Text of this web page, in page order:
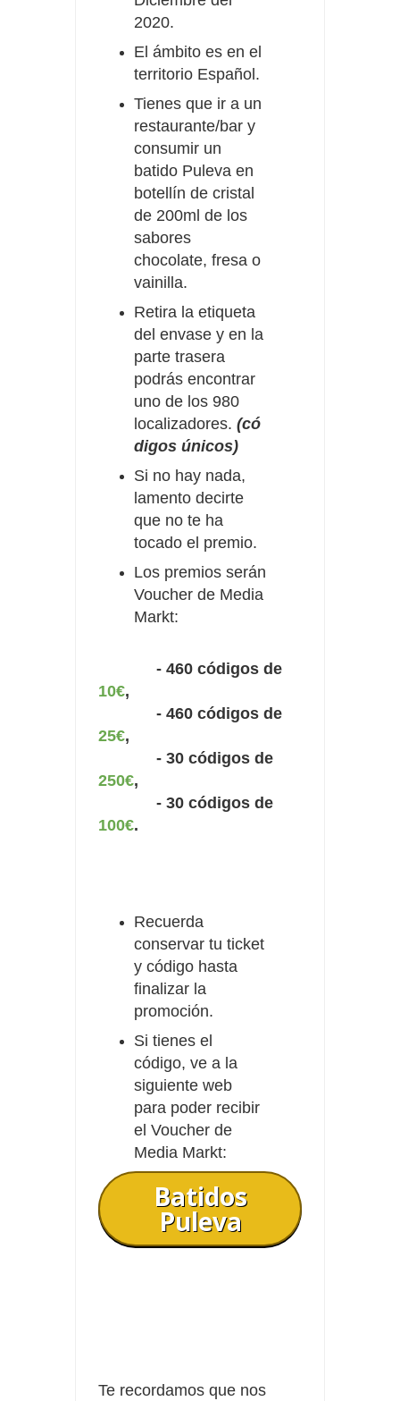
2020.
El ámbito es en el
territorio Español.
Tienes que ir a un
restaurante/bar y
consumir un
batido Puleva en
botellín de cristal
de 200ml de los
sabores
chocolate, fresa o
vainilla.
Retira la etiqueta
del envase y en la
parte trasera
podrás encontrar
uno de los 980
localizadores. (có
digos únicos)
Si no hay nada,
lamento decirte
que no te ha
tocado el premio.
Los premios serán
Voucher de Media
Markt:
- 460 códigos de
10€,
- 460 códigos de
25€,
- 30 códigos de
250€,
- 30 códigos de
100€.
Recuerda
conservar tu ticket
y código hasta
finalizar la
promoción.
Si tienes el
código, ve a la
siguiente web
para poder recibir
el Voucher de
Media Markt:
Batidos
Puleva
Te recordamos que nos